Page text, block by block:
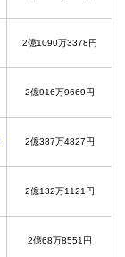
2億1090万3378円
2億916万9669円
2億387万4827円
2億132万1121円
2億68万8551円